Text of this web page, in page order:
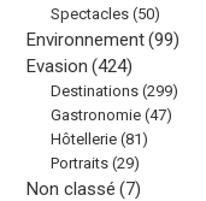
Spectacles (50)
Environnement(99)
Evasion (424)
Destinations (299)
Gastronomie (47)
Hôtellerie (81)
Portraits (29)
Non classé (7)